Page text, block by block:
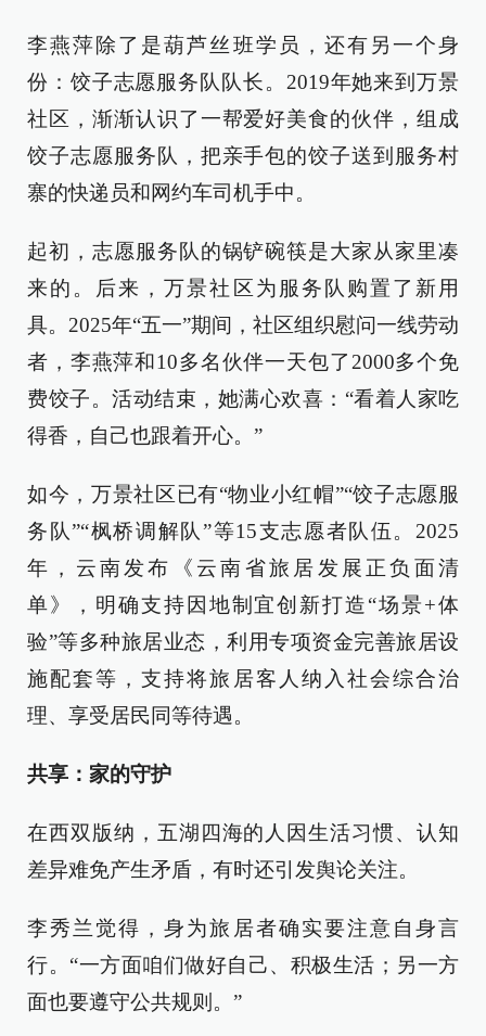
李燕萍除了是葫芦丝班学员，还有另一个身
份：饺子志愿服务队队长。2019年她来到万景
社区，渐渐认识了一帮爱好美食的伙伴，组成
饺子志愿服务队，把亲手包的饺子送到服务村
寨的快递员和网约车司机手中。
起初，志愿服务队的锅铲碗筷是大家从家里凑
来的。后来，万景社区为服务队购置了新用
具。2025年“五一”期间，社区组织慰问一线劳动
者，李燕萍和10多名伙伴一天包了2000多个免
费饺子。活动结束，她满心欢喜：“看着人家吃
得香，自己也跟着开心。”
如今，万景社区已有“物业小红帽”“饺子志愿服
务队”“枫桥调解队”等15支志愿者队伍。2025
年，云南发布《云南省旅居发展正负面清
单》，明确支持因地制宜创新打造“场景+体
验”等多种旅居业态，利用专项资金完善旅居设
施配套等，支持将旅居客人纳入社会综合治
理、享受居民同等待遇。
共享：家的守护
在西双版纳，五湖四海的人因生活习惯、认知
差异难免产生矛盾，有时还引发舆论关注。
李秀兰觉得，身为旅居者确实要注意自身言
行。“一方面咱们做好自己、积极生活；另一方
面也要遵守公共规则。”